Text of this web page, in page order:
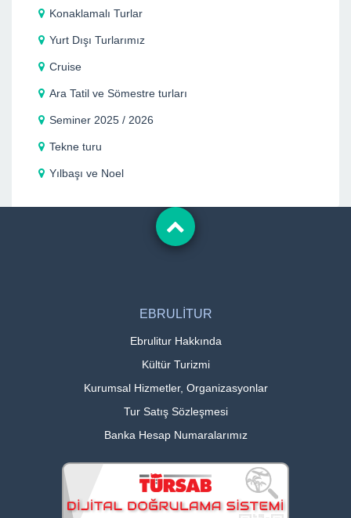
Konaklamalı Turlar
Yurt Dışı Turlarımız
Cruise
Ara Tatil ve Sömestre turları
Seminer 2025 / 2026
Tekne turu
Yılbaşı ve Noel
EBRULİTUR
Ebrulitur Hakkında
Kültür Turizmi
Kurumsal Hizmetler, Organizasyonlar
Tur Satış Sözleşmesi
Banka Hesap Numaralarımız